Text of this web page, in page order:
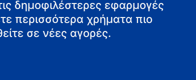
δημοφιλέστερες εφαρμογές
περισσότερα χρήματα πιο
σε νέες αγορές.